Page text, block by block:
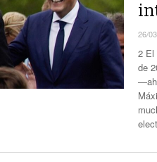
Jueces Por Fuera De La
La Cumbre Entre Milei Y
La Ruta Del Fentanilo Mortal
26/
2 El
de